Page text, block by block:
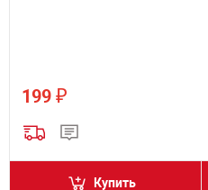
199 ₽
Купить